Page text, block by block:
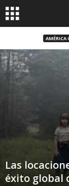
AMÉRICA
Las
éxito global